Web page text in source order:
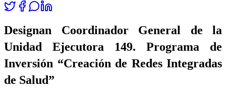
Designan Coordinador General de la
Unidad Ejecutora 149. Programa de
Inversión “Creación de Redes Integradas
de Salud”